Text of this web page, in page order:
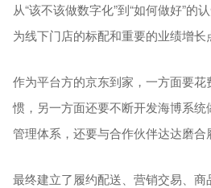
从“该不该做数字化”到“如何做好”的
为线下门店的标配和重要的业绩增长
作为平台方的京东到家，一方面要
惯，另一方面还要不断开发海博系
管理体系，还要与合作伙伴达达磨合
最终建立了履约配送、营销交易、